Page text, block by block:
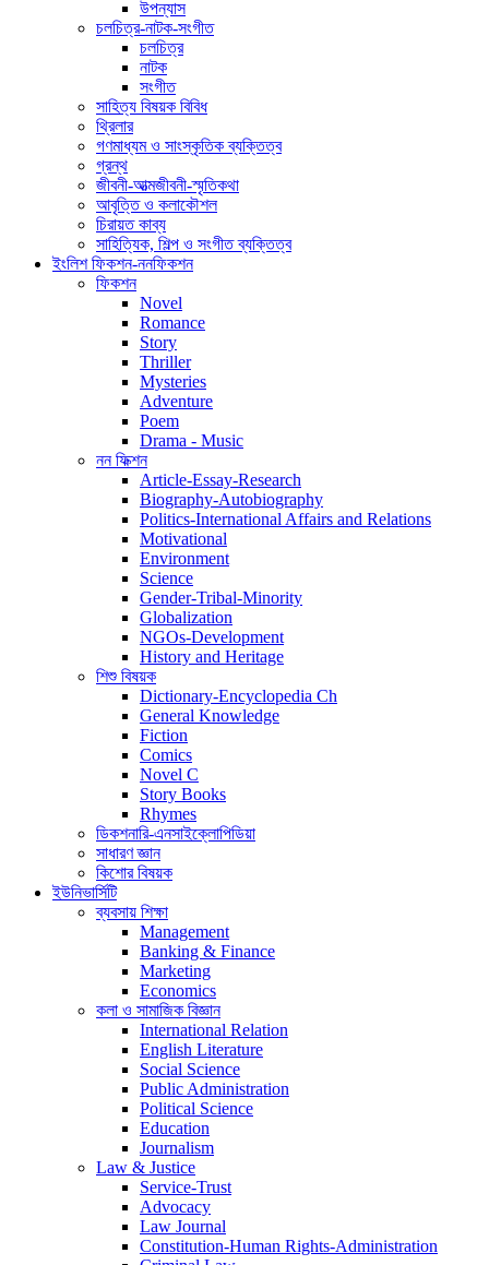
উপন্যাস
চলচিত্র-নাটক-সংগীত
চলচিত্র
নাটক
সংগীত
সাহিত্য বিষয়ক বিবিধ
থ্রিলার
গণমাধ্যম ও সাংস্কৃতিক ব্যক্তিত্ব
গ্রন্থ
জীবনী-আত্মজীবনী-স্মৃতিকথা
আবৃত্তি ও কলাকৌশল
চিরায়ত কাব্য
সাহিত্যিক, শিল্প ও সংগীত ব্যক্তিত্ব
ইংলিশ ফিকশন-ননফিকশন
ফিকশন
Novel
Romance
Story
Thriller
Mysteries
Adventure
Poem
Drama - Music
নন ফিক্শন
Article-Essay-Research
Biography-Autobiography
Politics-International Affairs and Relations
Motivational
Environment
Science
Gender-Tribal-Minority
Globalization
NGOs-Development
History and Heritage
শিশু বিষয়ক
Dictionary-Encyclopedia Ch
General Knowledge
Fiction
Comics
Novel C
Story Books
Rhymes
ডিকশনারি-এনসাইক্লোপিডিয়া
সাধারণ জ্ঞান
কিশোর বিষয়ক
ইউনিভার্সিটি
ব্যবসায় শিক্ষা
Management
Banking & Finance
Marketing
Economics
কলা ও সামাজিক বিজ্ঞান
International Relation
English Literature
Social Science
Public Administration
Political Science
Education
Journalism
Law & Justice
Service-Trust
Advocacy
Law Journal
Constitution-Human Rights-Administration